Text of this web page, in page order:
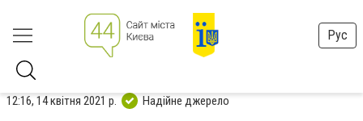
Рус
12:16, 14 квітня 2021 р. Надійне джерело